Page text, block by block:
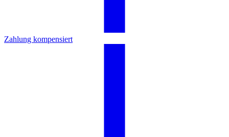
Zahlung kompensiert